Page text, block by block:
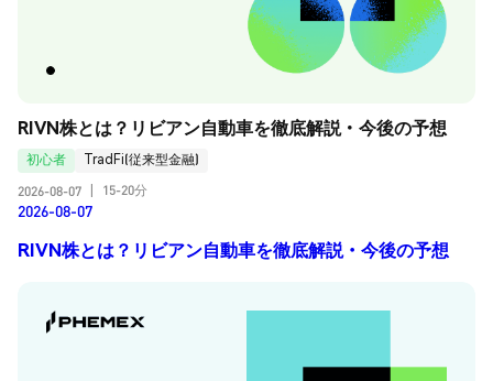
RIVN株とは？リビアン自動車を徹底解説・今後の予想
初心者
TradFi(従来型金融)
2026-08-07
15-20分
2026-08-07
RIVN株とは？リビアン自動車を徹底解説・今後の予想